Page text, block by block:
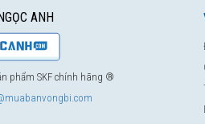
ANH
phẩm SKF chính hãng ®